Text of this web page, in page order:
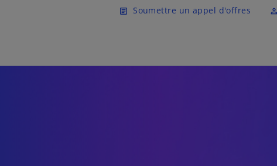
Skip to main content
article Soumettre un appel d'offres perm_identity